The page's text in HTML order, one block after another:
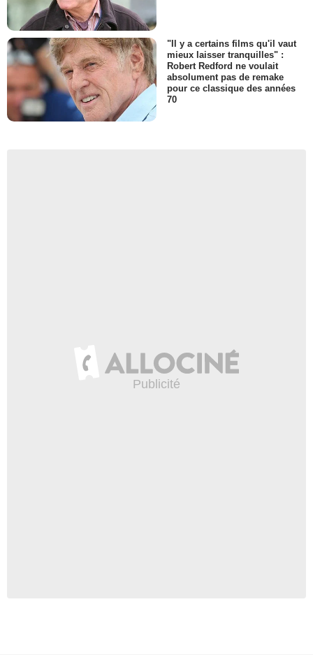
"Il y a certains films qu'il vaut
mieux laisser tranquilles" :
Robert Redford ne voulait
absolument pas de remake
pour ce classique des années
70